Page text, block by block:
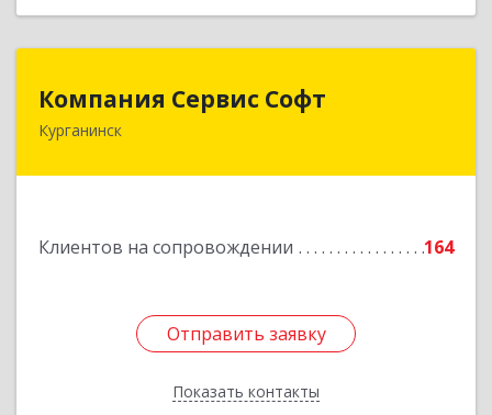
Компания Сервис Софт
Курганинск
Клиентов на сопровождении 164
Отправить заявку
Показать контакты
Компания Сервис Софт
352430, Краснодарский край, Курганинск г,
Отправить заявку
Назад